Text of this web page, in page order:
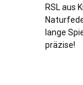
RSL aus
lange
präzise!